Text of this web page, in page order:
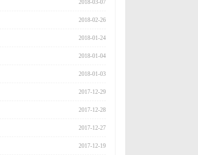
2018-03-07
2018-02-26
2018-01-24
2018-01-04
2018-01-03
2017-12-29
2017-12-28
2017-12-27
2017-12-19